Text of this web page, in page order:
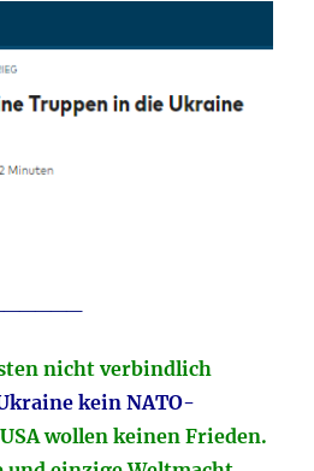
nicht verbindlich
kein NATO-
wollen keinen Frieden.